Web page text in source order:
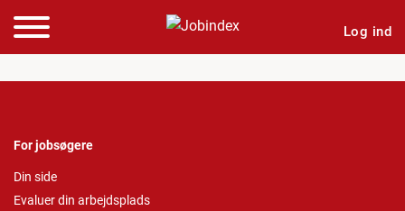
Log ind
For jobsøgere
Din side
Evaluer din arbejdsplads